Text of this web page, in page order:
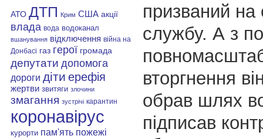
АТО ДТП Крим США акції
влада вода водоканал
вшанування відключення війна на
Донбасі газ герої громада
депутати допомога
дороги діти ерефія
жертви звитяги злочини
змагання зустрічі карантин
коронавірус
курорти пам'ять пожежі
призваний на
службу. А з
вторгнення
обрав шлях
підписав